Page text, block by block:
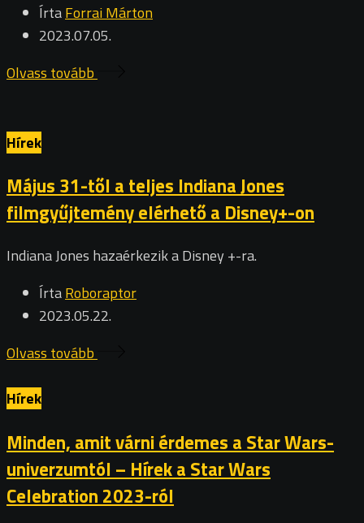
ÍrtaForrai Márton
2023.07.05.
Olvass tovább
Hírek
Május 31-től a teljes Indiana Jones
filmgyűjtemény elérhető a Disney+-on
Indiana Jones hazaérkezik a Disney +-ra.
ÍrtaRoboraptor
2023.05.22.
Olvass tovább
Hírek
Minden, amit várni érdemes a Star Wars-
univerzumtól – Hírek a Star Wars
Celebration 2023-ról